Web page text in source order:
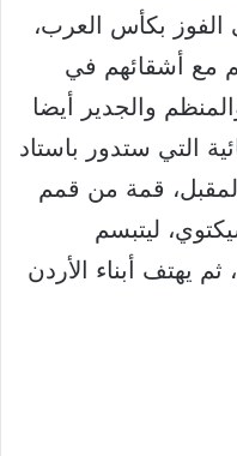
الفوز بكأس العرب،
مع أشقائهم في
والجدير أيضا
التي ستدور باستاد
قمة من قمم
ليتبسم
يهتف أبناء الأردن